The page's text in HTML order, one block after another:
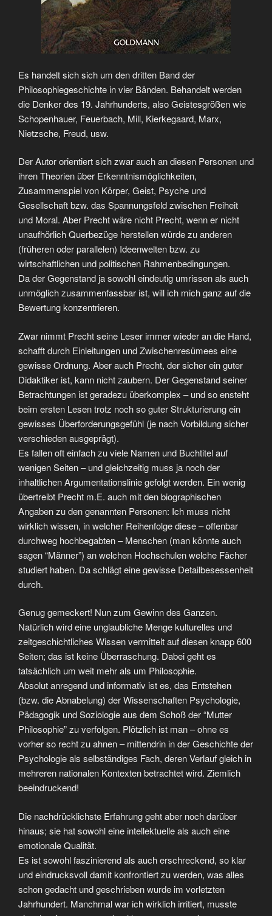
Es handelt sich sich um den dritten Band der
Philosophiegeschichte in vier Bänden. Behandelt werden
die Denker des 19. Jahrhunderts, also Geistesgrößen wie
Schopenhauer, Feuerbach, Mill, Kierkegaard, Marx,
Nietzsche, Freud, usw.
Der Autor orientiert sich zwar auch an diesen Personen und
ihren Theorien über Erkenntnismöglichkeiten,
Zusammenspiel von Körper, Geist, Psyche und
Gesellschaft bzw. das Spannungsfeld zwischen Freiheit
und Moral. Aber Precht wäre nicht Precht, wenn er nicht
unaufhörlich Querbezüge herstellen würde zu anderen
(früheren oder parallelen) Ideenwelten bzw. zu
wirtschaftlichen und politischen Rahmenbedingungen.
Da der Gegenstand ja sowohl eindeutig umrissen als auch
unmöglich zusammenfassbar ist, will ich mich ganz auf die
Bewertung konzentrieren.
Zwar nimmt Precht seine Leser immer wieder an die Hand,
schafft durch Einleitungen und Zwischenresümees eine
gewisse Ordnung. Aber auch Precht, der sicher ein guter
Didaktiker ist, kann nicht zaubern. Der Gegenstand seiner
Betrachtungen ist geradezu überkomplex – und so ensteht
beim ersten Lesen trotz noch so guter Strukturierung ein
gewisses Überforderungsgefühl (je nach Vorbildung sicher
verschieden ausgeprägt).
Es fallen oft einfach zu viele Namen und Buchtitel auf
wenigen Seiten – und gleichzeitig muss ja noch der
inhaltlichen Argumentationslinie gefolgt werden. Ein wenig
übertreibt Precht m.E. auch mit den biographischen
Angaben zu den genannten Personen: Ich muss nicht
wirklich wissen, in welcher Reihenfolge diese – offenbar
durchweg hochbegabten – Menschen (man könnte auch
sagen “Männer”) an welchen Hochschulen welche Fächer
studiert haben. Da schlägt eine gewisse Detailbesessenheit
durch.
Genug gemeckert! Nun zum Gewinn des Ganzen.
Natürlich wird eine unglaubliche Menge kulturelles und
zeitgeschichtliches Wissen vermittelt auf diesen knapp 600
Seiten; das ist keine Überraschung. Dabei geht es
tatsächlich um weit mehr als um Philosophie.
Absolut anregend und informativ ist es, das Entstehen
(bzw. die Abnabelung) der Wissenschaften Psychologie,
Pädagogik und Soziologie aus dem Schoß der “Mutter
Philosophie” zu verfolgen. Plötzlich ist man – ohne es
vorher so recht zu ahnen – mittendrin in der Geschichte der
Psychologie als selbständiges Fach, deren Verlauf gleich in
mehreren nationalen Kontexten betrachtet wird. Ziemlich
beeindruckend!
Die nachdrücklichste Erfahrung geht aber noch darüber
hinaus; sie hat sowohl eine intellektuelle als auch eine
emotionale Qualität.
Es ist sowohl faszinierend als auch erschreckend, so klar
und eindrucksvoll damit konfrontiert zu werden, was alles
schon gedacht und geschrieben wurde im vorletzten
Jahrhundert. Manchmal war ich wirklich irritiert, musste